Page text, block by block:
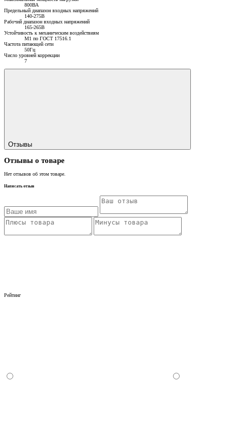
800ВА
Предельный диапазон входных напряжений
140-275В
Рабочий диапазон входных напряжений
165-265В
Устойчивость к механическим воздействиям
М1 по ГОСТ 17516.1
Частота питающей сети
50Гц
Число уровней коррекции
7
Отзывы
Отзывы о товаре
Нет отзывов об этом товаре.
Написать отзыв
Рейтинг